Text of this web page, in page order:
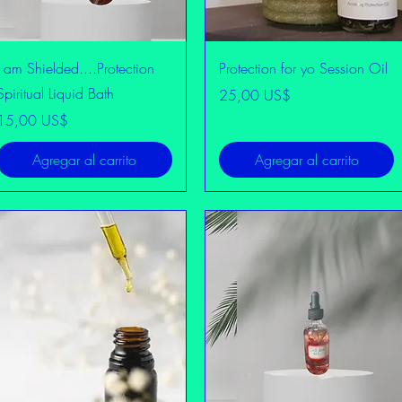
Vista rápida
am Shielded....Protection
Liquid Bath
Precio
15,00 US$
Agregar al carrito
Vista rápida
Protection for yo Session Oil
Precio
25,00 US$
Agregar al carrito